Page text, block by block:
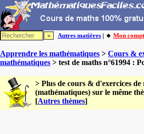
Autres matières | 🔸 Mon
Apprendre les mathématiques > Cours &
mathématiques > test de maths n°61994 :
> Plus de cours & d'exercices de
(mathématiques) sur le même
[Autres thèmes]